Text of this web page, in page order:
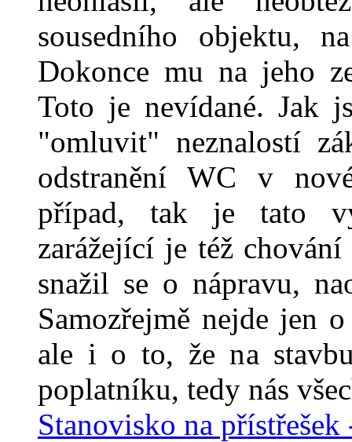
sousedního objektu,
Dokonce mu na jeho
Toto je nevídané. Jak
"omluvit" neznalostí
odstranění WC v
případ, tak je tato
zarážející je též
snažil se o nápravu,
Samozřejmě nejde jen
ale i o to, že na
poplatníku, tedy nás
Stanovisko na přístřešek